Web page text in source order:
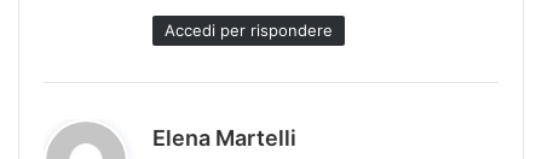
t
o
Accedi per rispondere
Elena Martelli